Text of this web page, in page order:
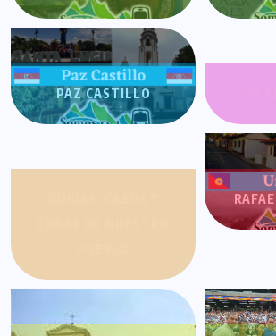
PAZ CASTILLO